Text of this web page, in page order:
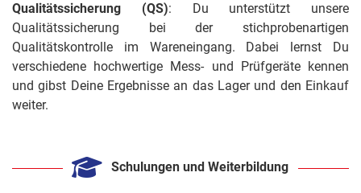
Qualitätssicherung (QS): Du unterstützt unsere
Qualitätssicherung bei der stichprobenartigen
Qualitätskontrolle im Wareneingang. Dabei lernst Du
verschiedene hochwertige Mess- und Prüfgeräte kennen
und gibst Deine Ergebnisse an das Lager und den Einkauf
weiter.
Schulungen und Weiterbildung